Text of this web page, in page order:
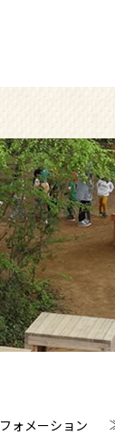
ォメーション